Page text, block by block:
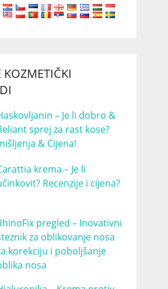
KOZMETIČKI
– Je li dobro &
sprej za rast kose?
& Cijena!
krema – Je li
Recenzije i cijena?
pregled – Inovativni
za oblikovanje nosa
korekciju i poboljšanje
nosa